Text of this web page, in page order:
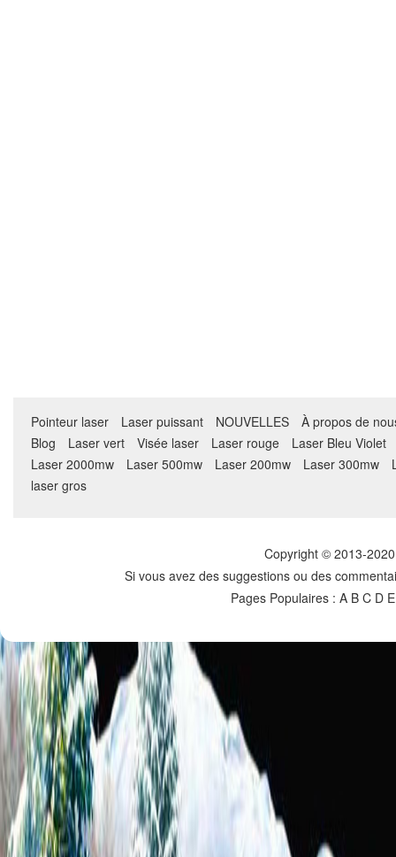
Pointeur laser Laser puissant NOUVELLES
À propos de
Blog
Laser vert Visée laser Laser rouge
Laser Bleu Violet
Laser 2000mw
Laser 500mw Laser 200mw Laser 300mw
laser gros
Copyright © 2013-
Si vous avez des suggestions ou des
Pages Populaires : A B C D